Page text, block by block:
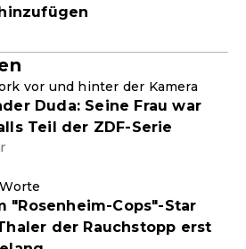
vor und hinter der Kamera
Duda: Seine Frau war
Teil der ZDF-Serie
"Rosenheim-Cops"-Star
der Rauchstopp erst